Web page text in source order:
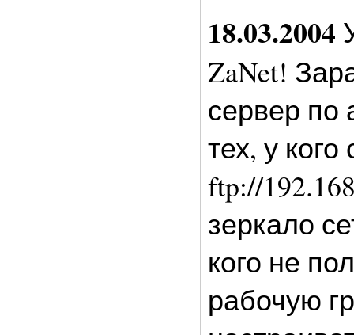
18.03.2004
ZaNet!
сервер по
тех, у
ftp://
зеркало
кого не
рабочую